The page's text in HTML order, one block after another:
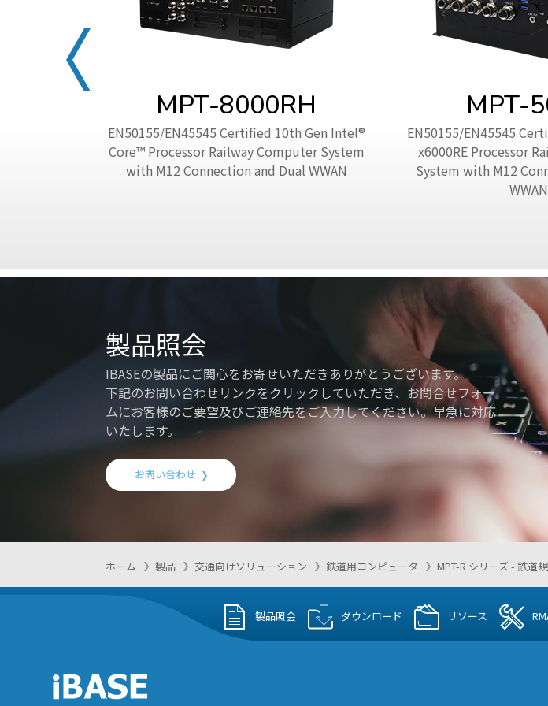
MPT-8000RH
EN50155/EN45545 Certified 10th Gen Intel®
Core™ Processor Railway Computer System
with M12 Connection and Dual WWAN
MPT-
EN50155/EN45545
x6000RE Processor
System with M12
WWAN
製品照会
IBASEの製品にご関心をお寄せいただきありがとうございます。
下記のお問い合わせリンクをクリックしていただき、お問合せフォー
ムにお客様のご要望及びご連絡先をご入力してください。早急に対応
いたします。
お問い合わせ
ホーム 製品 交通向けソリューション 鉄道用コンピュータ MPT-R シリーズ - 鉄道
製品照会 ダウンロード リソース